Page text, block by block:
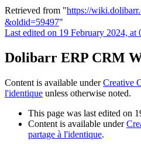
Retrieved from "https://
&oldid=59497"
Last edited on 19 February 2024, at
Dolibarr ERP CRM
Content is available underCreative
l'identique unless otherwise noted.
This page was last edited on
Content is available under
partage à l'identique.